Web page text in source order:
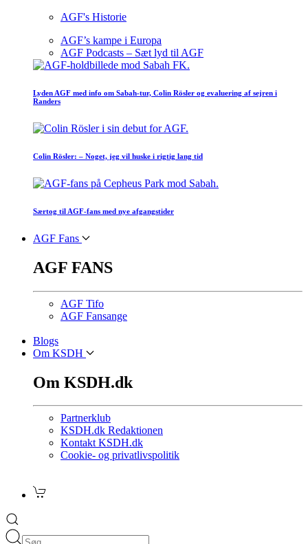
AGF's Historie
AGF’s kampe i Europa
AGF Podcasts – Sæt lyd til AGF
Lyden AGF med info om Sabah-tur, Colin Rösler og evaluering af sejren i
Randers
Colin Rösler: – Noget, jeg vil huske i rigtig lang tid
Særtog til AGF-fans med nye afgangstider
AGF Fans
AGF FANS
AGF Tifo
AGF Fansange
Blogs
Om KSDH
Om KSDH.dk
Partnerklub
KSDH.dk Redaktionen
Kontakt KSDH.dk
Cookie- og privatlivspolitik